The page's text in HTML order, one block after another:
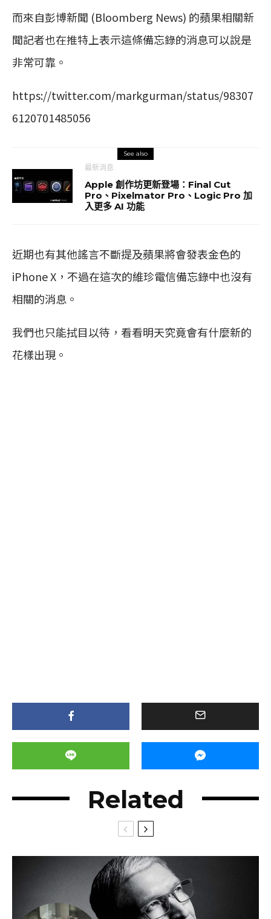
而來自彭博新聞 (Bloomberg News) 的蘋果相關新
聞記者也在推特上表示這條備忘錄的消息可以說是
非常可靠。
https://twitter.com/markgurman/status/98307
6120701485056
See also
最新消息
Apple 創作坊更新登場：Final Cut
Pro、Pixelmator Pro、Logic Pro 加
入更多 AI 功能
近期也有其他謠言不斷提及蘋果將會發表金色的
iPhone X，不過在這次的維珍電信備忘錄中也沒有
相關的消息。
我們也只能拭目以待，看看明天究竟會有什麼新的
花樣出現。
Related